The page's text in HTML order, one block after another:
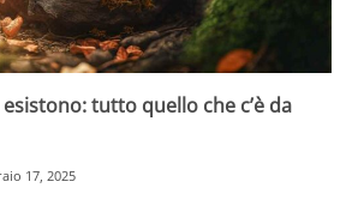
tutto quello che c’è da
17, 2025